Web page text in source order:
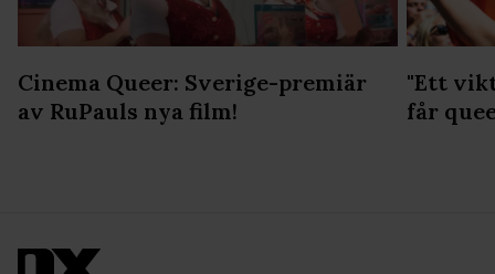
Cinema Queer: Sverige-premiär
av RuPauls nya film!
"Ett
får